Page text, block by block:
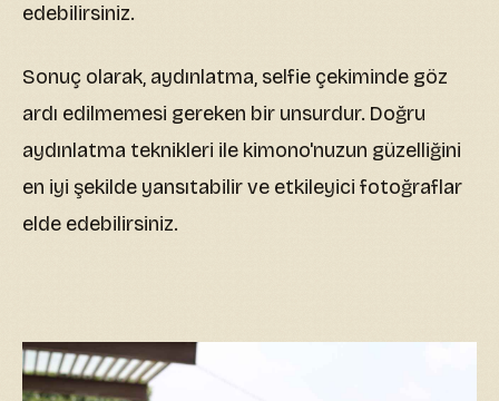
edebilirsiniz.
Sonuç olarak, aydınlatma, selfie çekiminde göz
ardı edilmemesi gereken bir unsurdur. Doğru
aydınlatma teknikleri ile kimono'nuzun güzelliğini
en iyi şekilde yansıtabilir ve etkileyici fotoğraflar
elde edebilirsiniz.